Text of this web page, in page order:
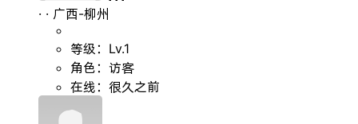
· · 广西-柳州
等级：Lv.1
角色：访客
在线：很久之前